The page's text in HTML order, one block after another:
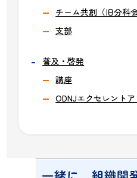
チーム共創（旧分科会
支部
普及・啓発
講座
ODNJエクセレント